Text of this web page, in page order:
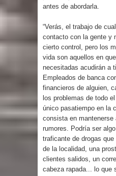
antes de abordarla.
“Verás, el trabajo de
contacto con la gente y
cierto control, pero los
vida son aquellos en
necesitadas acudirán a
Empleados de banca
financieros de alguien,
los problemas de todo
único pasatiempo en la
consista en
rumores. Podría ser
traficante de drogas
de la localidad, una
clientes salidos, un
cabeza rapada... lo que